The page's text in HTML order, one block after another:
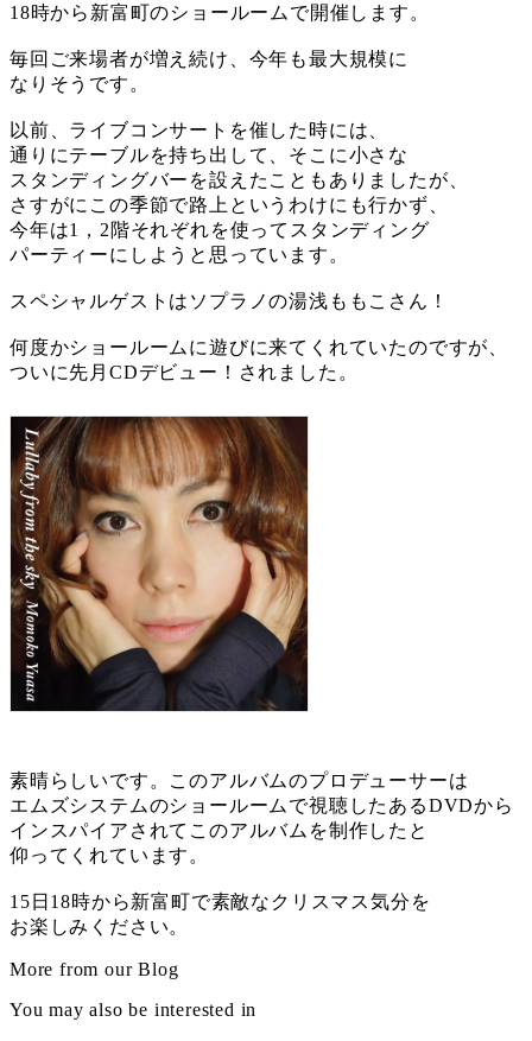
18時から新富町のショールームで開催します。
毎回ご来場者が増え続け、今年も最大規模に
なりそうです。
以前、ライブコンサートを催した時には、
通りにテーブルを持ち出して、そこに小さな
スタンディングバーを設えたこともありましたが、
さすがにこの季節で路上というわけにも行かず、
今年は1，2階それぞれを使ってスタンディング
パーティーにしようと思っています。
スペシャルゲストはソプラノの湯浅ももこさん！
何度かショールームに遊びに来てくれていたのですが、
ついに先月CDデビュー！されました。
素晴らしいです。このアルバムのプロデューサーは
エムズシステムのショールームで視聴したあるDVDから
インスパイアされてこのアルバムを制作したと
仰ってくれています。
15日18時から新富町で素敵なクリスマス気分を
お楽しみください。
More from our Blog
You may also be interested in